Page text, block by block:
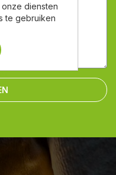
diensten
te gebruiken